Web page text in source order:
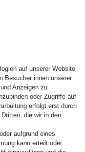
auf unserer Website
Besucher:innen unserer
Anzeigen zu
oder Zugriffe auf
erfolgt erst durch
die wir in den
aufgrund eines
kann erteilt oder